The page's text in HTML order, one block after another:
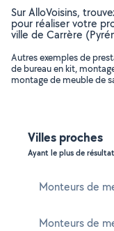
Sur AlloVoisins,
pour réaliser votre
ville de Carrère
Autres exemples de
de bureau en kit,
montage de meuble de
Villes proches
Ayant le plus de
Monteurs de
Monteurs de